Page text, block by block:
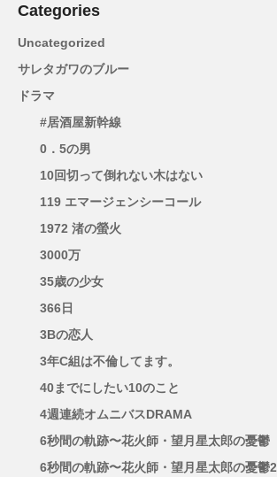
Categories
Uncategorized
サレタガワのブルー
ドラマ
#居酒屋新幹線
0．5の男
10回切って倒れない木はない
119 エマージェンシーコール
1972 渚の螢火
3000万
35歳の少女
366日
3Bの恋人
3年C組は不倫してます。
40までにしたい10のこと
4週連続オムニバスDRAMA
6秒間の軌跡〜花火師・望月星太郎の憂鬱
6秒間の軌跡〜花火師・望月星太郎の憂鬱2